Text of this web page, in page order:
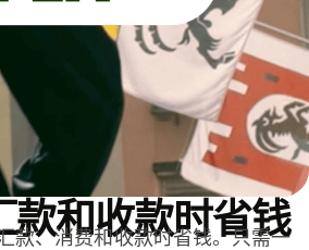
款和收款时省钱
款、消费和收款时省钱。只需一